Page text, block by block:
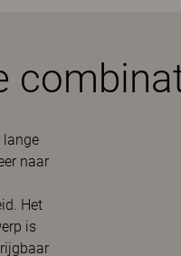
lange
naar
Het
is